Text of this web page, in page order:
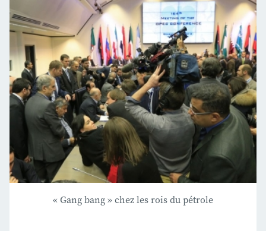
« Gang bang » chez les rois du pétrole